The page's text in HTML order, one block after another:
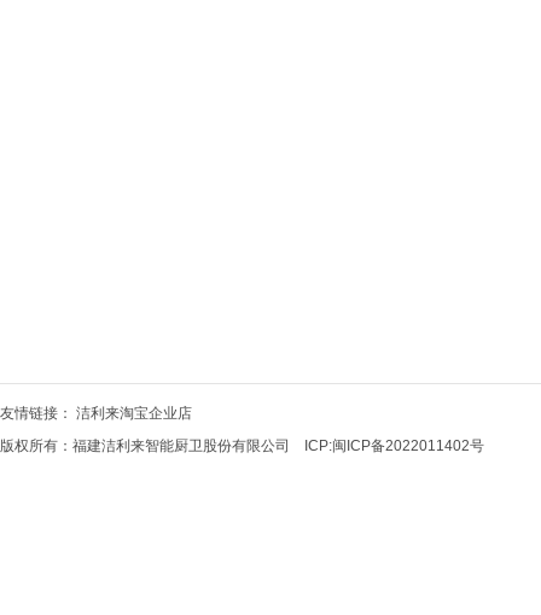
友情链接： 洁利来淘宝企业店
版权所有：福建洁利来智能厨卫股份有限公司 ICP:闽ICP备2022011402号